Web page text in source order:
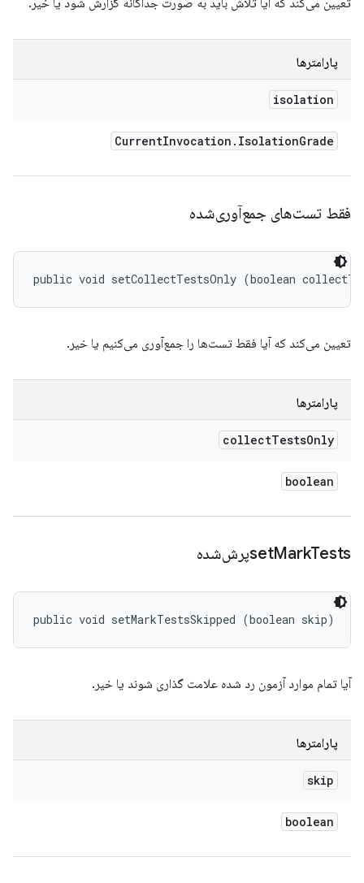
تعیین می‌کند که آیا تلاش باید به صورت جداگانه گزارش شود یا خیر.
پارامترها
isolation
CurrentInvocation . IsolationGrade
فقط تست‌های جمع‌آوری‌شده
public void setCollectTestsOnly (boolean
تعیین می‌کند که آیا فقط تست‌ها را جمع‌آوری می‌کنیم یا خیر.
پارامترها
collectTestsOnly
boolean
setMarkTestsپرش‌شده
public void setMarkTestsSkipped (boolean skip)
آیا تمام موارد آزمون رد شده علامت گذاری شوند یا خیر.
پارامترها
skip
boolean